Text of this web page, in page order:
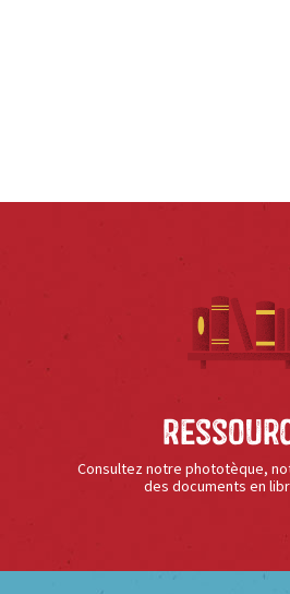
Consultez notre phototèque,
des documents en